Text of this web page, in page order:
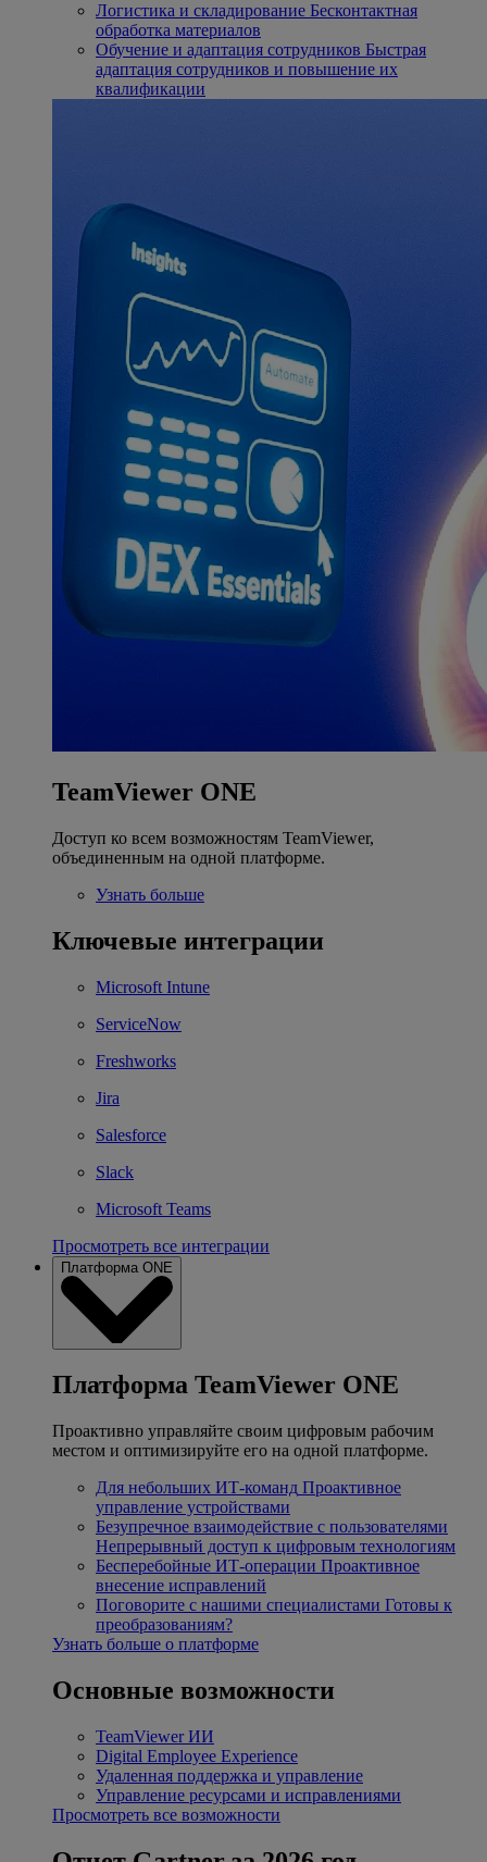
Логистика и складирование Бесконтактная
обработка материалов
Обучение и адаптация сотрудников Быстрая
адаптация сотрудников и повышение их
квалификации
TeamViewer ONE
Доступ ко всем возможностям TeamViewer,
объединенным на одной платформе.
Узнать больше
Ключевые интеграции
Microsoft Intune
ServiceNow
Freshworks
Jira
Salesforce
Slack
Microsoft Teams
Просмотреть все интеграции
Платформа ONE
Платформа TeamViewer ONE
Проактивно управляйте своим цифровым рабочим
местом и оптимизируйте его на одной платформе.
Для небольших ИТ-команд Проактивное
управление устройствами
Безупречное взаимодействие с пользователями
Непрерывный доступ к цифровым технологиям
Бесперебойные ИТ-операции Проактивное
внесение исправлений
Поговорите с нашими специалистами Готовы к
преобразованиям?
Узнать больше о платформе
Основные возможности
TeamViewer ИИ
Digital Employee Experience
Удаленная поддержка и управление
Управление ресурсами и исправлениями
Просмотреть все возможности